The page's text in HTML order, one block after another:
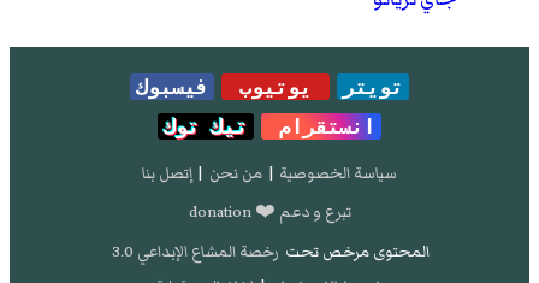
تويتر يوتيوب
فيسبوك
انستقرام
تيك توك
سياسة الخصوصية | من نحن | إتصل بنا
تبرع و دعم ❤️ donation
المحتوى مرخص تحت رخصة المشاع الإبداعي 3.0